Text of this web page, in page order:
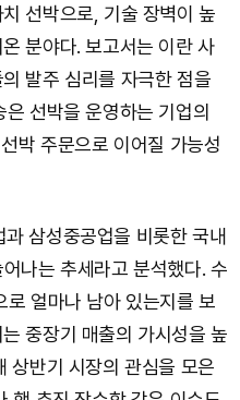
선박으로, 기술 장벽이 높
분야다. 보고서는 이란 사
발주 심리를 자극한 점을
선박을 운영하는 기업의
박 주문으로 이어질 가능성
삼성중공업을 비롯한 국내
나는 추세라고 분석했다. 수
얼마나 남아 있는지를 보
중장기 매출의 가시성을 높
상반기 시장의 관심을 모은